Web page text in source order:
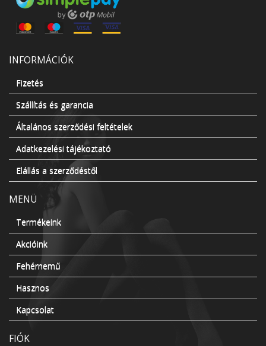
INFORMÁCIÓK
Fizetés
Szállítás és garancia
Általános szerződési feltételek
Adatkezelési tájékoztató
Elállás a szerződéstől
MENÜ
Termékeink
Akcióink
Fehérnemű
Hasznos
Kapcsolat
FIÓK